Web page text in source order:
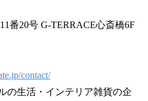
番20号 G-TERRACE心斎橋6F
contact/
の生活・インテリア雑貨の企